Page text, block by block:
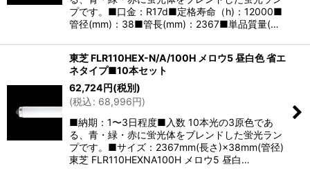
プです。■口金：R17d■定格寿命（h)：12000■
管径(mm)：38■管長(mm)：2367■単品質量(…
東芝 FLR110HEX-N/A/100H メロウ5 昼白色 省エ
ネタイプ■10本セット
62,724円(税別)
(税込: 68,996円)
■納期：1〜3日程度■入数 10本光の3原色であ
る、青・緑・赤に蛍光体をブレンドした蛍光ラン
プです。■サイズ：2367mm(長さ)×38mm(管径)
東芝 FLR110HEXNA100H メロウ5 昼白…